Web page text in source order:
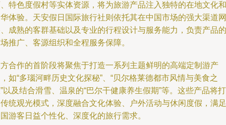
特色度假村等实体资源，将为旅游产品注入独特的在地文化和
体验。天安假日国际旅行社则依托其在中国市场的强大渠道网
成熟的客群基础以及专业的行程设计与服务能力，负责产品的
推广、客源组织和全程服务保障。
合作的首阶段将聚焦于打造一系列主题鲜明的高端定制游产
如“多瑙河畔历史文化探秘”、“贝尔格莱德都市风情与美食之
以及结合滑雪、温泉的“巴尔干健康养生假期”等。这些产品将打
统观光模式，深度融合文化体验、户外活动与休闲度假，满足
游客日益个性化、深度化的旅行需求。